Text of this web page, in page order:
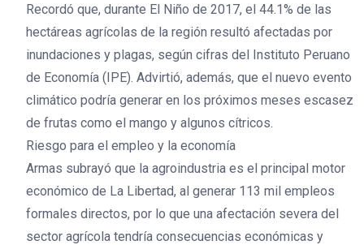
Recordó que, durante El Niño de 2017, el 44.1% de las
hectáreas agrícolas de la región resultó afectadas por
inundaciones y plagas, según cifras del Instituto Peruano
de Economía (IPE). Advirtió, además, que el nuevo evento
climático podría generar en los próximos meses escasez
de frutas como el mango y algunos cítricos.
Riesgo para el empleo y la economía
Armas subrayó que la agroindustria es el principal motor
económico de La Libertad, al generar 113 mil empleos
formales directos, por lo que una afectación severa del
sector agrícola tendría consecuencias económicas y